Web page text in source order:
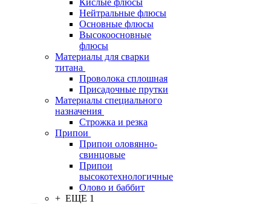
Кислые флюсы
Нейтральные флюсы
Основные флюсы
Высокоосновные
флюсы
Материалы для сварки
титана
Проволока сплошная
Присадочные прутки
Материалы специального
назначения
Строжка и резка
Припои
Припои оловянно-
свинцовые
Припои
высокотехнологичные
Олово и баббит
+ ЕЩЕ 1